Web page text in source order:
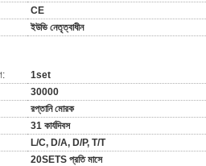
CE
ইউভি নেতৃত্বাধীন
1set
30000
রপ্তানি মোরক
31 কার্যদিবস
L/C, D/A, D/P, T/T
20SETS প্রতি মাসে